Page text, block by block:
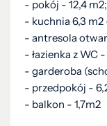
- pokój - 12,4 m2;
- kuchnia 6,3 m2
- antresola
- łazienka z WC
- garderoba
- przedpokój -
- balkon - 1,7m2